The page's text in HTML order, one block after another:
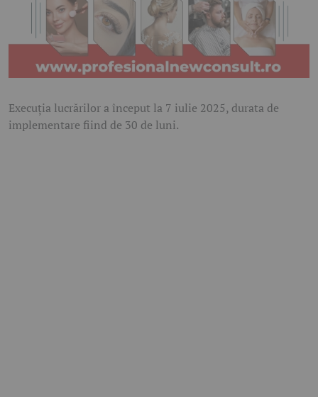
Execuția lucrărilor a început la 7 iulie 2025, durata de
implementare fiind de 30 de luni.